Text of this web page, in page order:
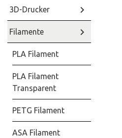
3D-Drucker keyboard_arrow_right
Filamente keyboard_arrow_right
PLA Filament
PLA Filament
Transparent
PETG Filament
ASA Filament